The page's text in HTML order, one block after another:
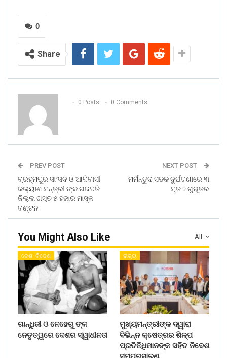
0
Share
0 Posts 0 Comments
PREV POST
ବ୍ରହ୍ମପୁର ସାଂସଦ ଓ ଆଦିବାସୀ
କଲ୍ୟାଣ ମନ୍ତ୍ରୀ ଙ୍କ ଗଜପତି
ଜିଲ୍ଲା ଗସ୍ତ ୫ ହଜାର ମାସ୍କ
ବଣ୍ଟନ
NEXT POST
ମର୍ମନ୍ତୁଦ ସଡକ ଦୁର୍ଘଟଣାରେ ୩
ମୃତ ୨ ଗୁରୁତର
All
You Might Also Like
ଦେଶ- ବିଦେଶ
ଗାନ୍ଧିଜୀ ଓ ନେହେରୁ ଙ୍କ
ନେତୃତ୍ୱରେ ଦେଶର ସ୍ୱାଧୀନତା
ରାଜ୍ୟ
ମୁଖ୍ୟମନ୍ତ୍ରୀଙ୍କ ଦ୍ୱାରା
ବିଭିନ୍ନ କ୍ଷେତ୍ରର ଶିଳ୍ପ
ପ୍ରତିନିଧିମାନଙ୍କ ସହିତ ନିବେଶ